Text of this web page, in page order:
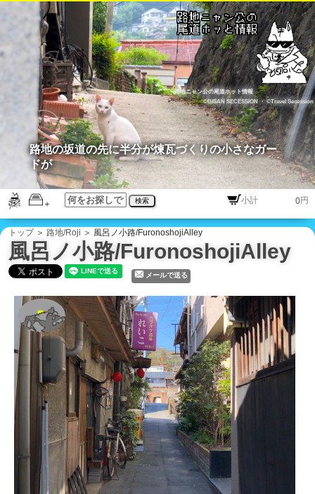
路地ニャン公の尾道ホット情報
©BISAN SECESSION
・©Travel Secession
検索 円
路地の坂道の先に半分が煉瓦づくりの小さなガー
ドが
トップ＞ 路地/Roji ＞ 風呂ノ小路/FuronoshojiAlley
風呂ノ小路/FuronoshojiAlley
メールで送る